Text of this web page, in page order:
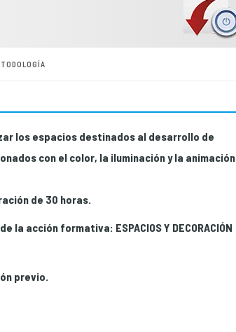
los espacios destinados al desarrollo de
con el color, la iluminación y la animación
de 30 horas.
la acción formativa: ESPACIOS Y DECORACIÓN
previo.